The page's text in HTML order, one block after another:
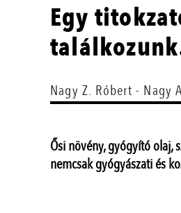
Egy
Nagy Z. Róbert - Nagy
Ősi növény, gyógyító olaj,
nemcsak gyógyászati és